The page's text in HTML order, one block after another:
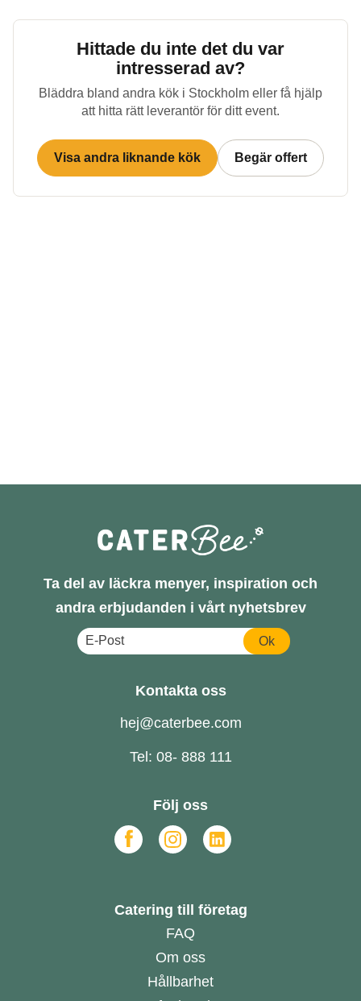
Hittade du inte det du var
intresserad av?
Bläddra bland andra kök i Stockholm eller få hjälp
att hitta rätt leverantör för ditt event.
Visa andra liknande kök Begär offert
Ta del av läckra menyer, inspiration och
andra erbjudanden i vårt nyhetsbrev
Ok
Kontakta oss
hej@caterbee.com
Tel: 08- 888 111
Följ oss
Catering till företag
FAQ
Om oss
Hållbarhet